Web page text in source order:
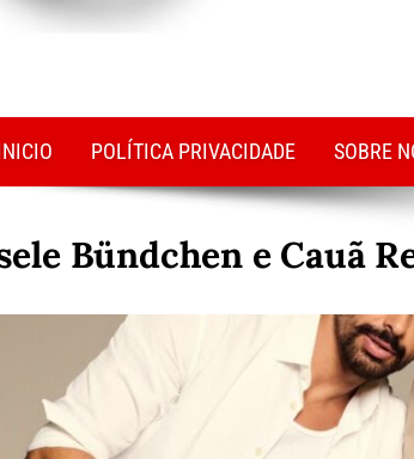
POLÍTICA PRIVACIDADE SOBRE
Bündchen e Cauã